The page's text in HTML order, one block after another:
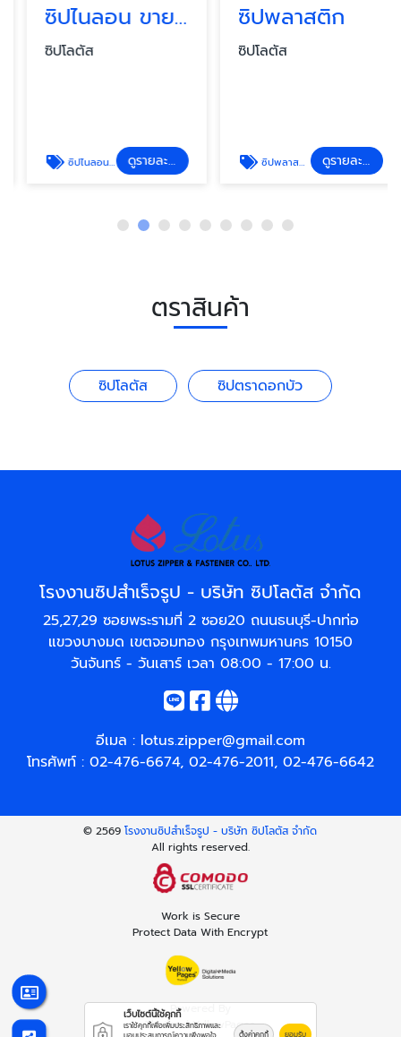
ซิปไนลอน ขายส่ง
ซิปโลตัส
ซิปไนลอน ราคาส่ง ดูรายละเอียด
ซิปพลาสติก
ซิปโลตัส
ซิปพลาสติก ดูรายละเอียด
ตราสินค้า
ซิปโลตัส ซิปตราดอกบัว
โรงงานซิปสำเร็จรูป - บริษัท ซิปโลตัส จำกัด
25,27,29 ซอยพระรามที่ 2 ซอย20 ถนนธนบุรี-ปากท่อ
แขวงบางมด เขตจอมทอง กรุงเทพมหานคร 10150
วันจันทร์ - วันเสาร์ เวลา 08:00 - 17:00 น.
อีเมล : lotus.zipper@gmail.com
โทรศัพท์ : 02-476-6674, 02-476-2011, 02-476-6642
© 2569โรงงานซิปสำเร็จรูป - บริษัท ซิปโลตัส จำกัด
All rights reserved.
Work is Secure
Protect Data With Encrypt
Powered By
Thailand YellowPages
เว็บไซต์นี้ใช้คุกกี้
เราใช้คุกกี้เพื่อเพิ่มประสิทธิภาพและ
ตั้งค่าคุกกี้ ยอมรับ